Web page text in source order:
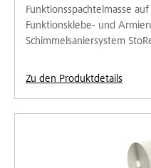
Funktionsspachtelmasse
Funktionsklebe- und
Schimmelsaniersystem
Zu den Produktdetails